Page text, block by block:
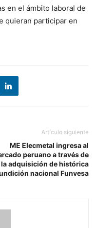
en el ámbito laboral de
quieran participar en
Artículo siguiente
ME Elecmetal ingresa al
peruano a través de
la adquisición de histórica
nacional Funvesa